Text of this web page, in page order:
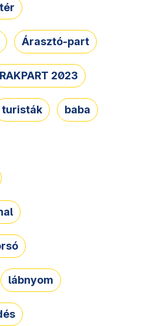
Árasztó-part
RAKPART 2023
turisták baba
lábnyom